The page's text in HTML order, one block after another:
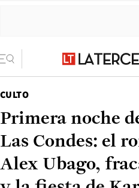
CULTO
Primera noche
Las Condes: el
Alex Ubago,